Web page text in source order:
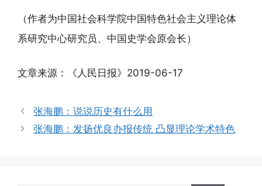
（作者为中国社会科学院中国特色社会主义理论体
系研究中心研究员、中国史学会原会长）
文章来源：《人民日报》2019-06-17
张海鹏：说说历史有什么用
张海鹏：发扬优良办报传统 凸显理论学术特色